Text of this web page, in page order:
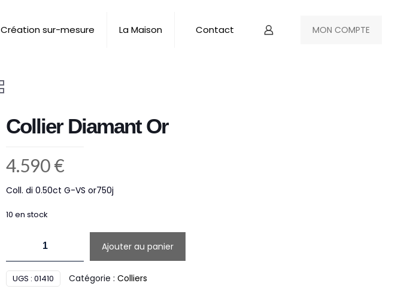
Création sur-mesure La Maison Contact MON COMPTE
Collier Diamant Or
4.590€
Coll. di 0.50ct G-VS or750j
10 en stock
Collier
Diamant
Ajouter au panier
UGS : 01410 Catégorie : Colliers